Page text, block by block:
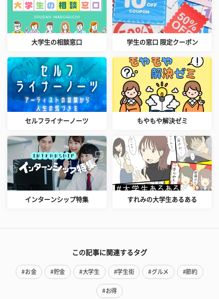
大学生の相談窓口 学生の窓口 限定クーポン
セルフライナーノーツ もやもや解決ゼミ
インターンシップ特集 すれみの大学生あるある
この記事に関連するタグ
#お金 #貯金 #大学生 #学生街 #グルメ #節約
#お得